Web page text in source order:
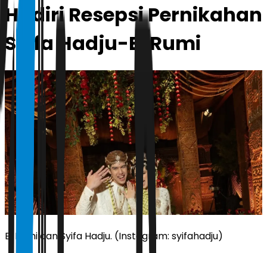
Hadiri Resepsi Pernikahan
Syifa Hadju-El Rumi
El Rumi dan Syifa Hadju. (Instagram: syifahadju)